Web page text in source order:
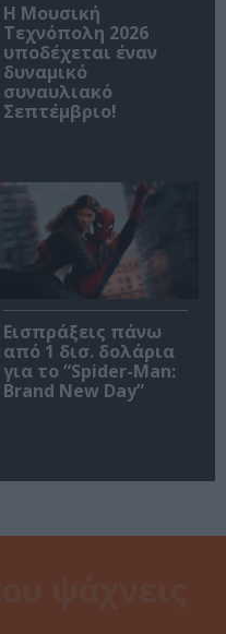
Η Μουσική
Τεχνόπολη 2026
υποδέχεται έναν
δυναμικό
συναυλιακό
Σεπτέμβριο!
Εισπράξεις πάνω
από 1 δισ. δολάρια
για το “Spider-Man:
Brand New Day”